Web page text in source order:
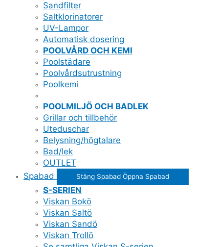
Sandfilter
Saltklorinatorer
UV-Lampor
Automatisk dosering
POOLVÅRD OCH KEMI
Poolstädare
Poolvårdsutrustning
Poolkemi
POOLMILJÖ OCH BADLEK
Grillar och tillbehör
Uteduschar
Belysning/högtalare
Bad/lek
OUTLET
Spabad
Stäng Spabad Öppna Spabad
S-SERIEN
Viskan Bokö
Viskan Saltö
Viskan Sandö
Viskan Trollö